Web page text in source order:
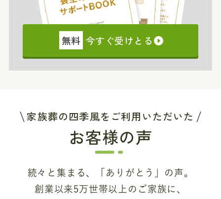
無料 今すぐ受けとる
家族葬の四季風をご利用いただいた
お客様の声
続々と集まる、「ありがとう」の声。
創業以来5万世帯以上のご家族に、